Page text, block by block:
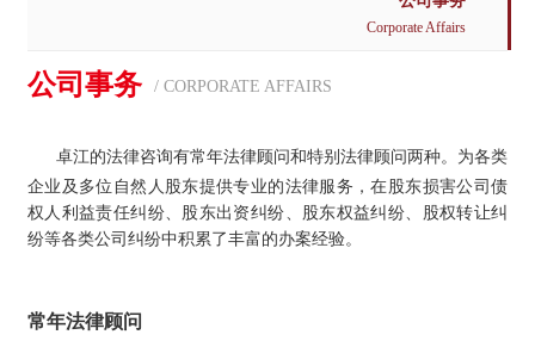
Corporate Affairs
公司事务 / CORPORATE AFFAIRS
卓江的法律咨询有常年法律顾问和特别法律顾问两种。 为各类
企业及多位自然人股东提供专业的法律服务，在股东损害公司债
权人利益责任纠纷、股东出资纠纷、股东权益纠纷、股权转让纠
纷等各类公司纠纷中积累了丰富的办案经验。
常年法律顾问